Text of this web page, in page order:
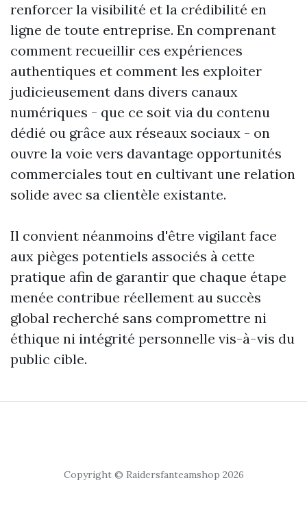
renforcer la visibilité et la crédibilité en
ligne de toute entreprise. En comprenant
comment recueillir ces expériences
authentiques et comment les exploiter
judicieusement dans divers canaux
numériques - que ce soit via du contenu
dédié ou grâce aux réseaux sociaux - on
ouvre la voie vers davantage opportunités
commerciales tout en cultivant une relation
solide avec sa clientèle existante.
Il convient néanmoins d'être vigilant face
aux pièges potentiels associés à cette
pratique afin de garantir que chaque étape
menée contribue réellement au succès
global recherché sans compromettre ni
éthique ni intégrité personnelle vis-à-vis du
public cible.
Copyright © Raidersfanteamshop 2026